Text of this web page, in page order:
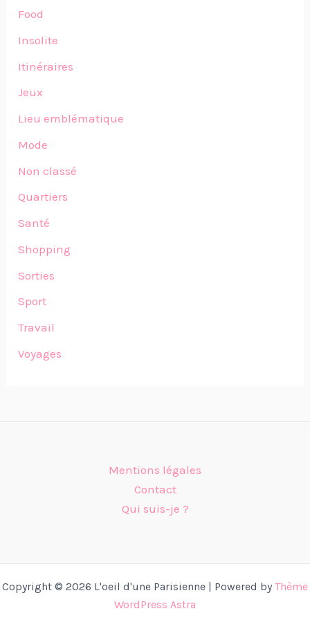
Food
Insolite
Itinéraires
Jeux
Lieu emblématique
Mode
Non classé
Quartiers
Santé
Shopping
Sorties
Sport
Travail
Voyages
Mentions légales
Contact
Qui suis-je ?
Copyright © 2026 L'oeil d'une Parisienne | Powered by Thème
WordPress Astra